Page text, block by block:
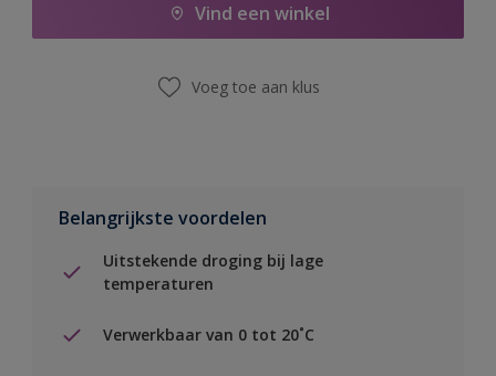
Vind een winkel
Voeg toe aan klus
Belangrijkste voordelen
Uitstekende droging bij lage
temperaturen
Verwerkbaar van 0 tot 20˚C